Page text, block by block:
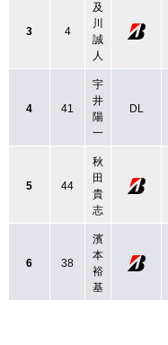
3 4
及
川
誠
人
4 41
宇
井
陽
一
DL
5 44
秋
田
貴
志
6 38
濱
本
裕
基